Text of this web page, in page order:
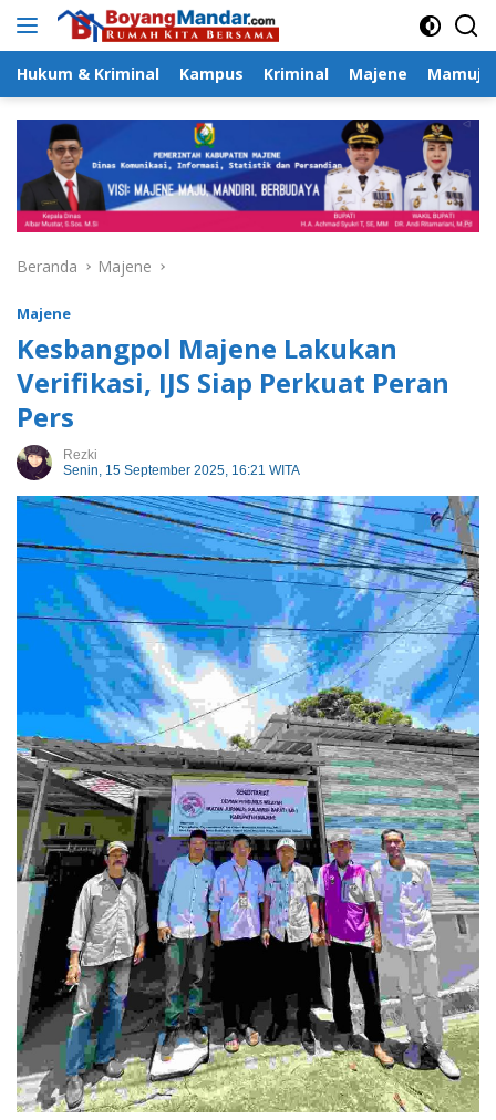
Langsung
Hukum & Kriminal Kampus Kriminal Majene Mamuju
Beranda Majene
Majene
Kesbangpol Majene Lakukan
Verifikasi, IJS Siap Perkuat Peran
Pers
Rezki
Senin, 15 September 2025, 16:21 WITA